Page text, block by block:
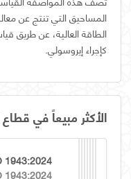
المساحيق التي تنتج عن
الطاقة العالية، عن طريق
كإجراء إيروسولي.
الأكثر مبيعاً في
1943:2024
1943:2024